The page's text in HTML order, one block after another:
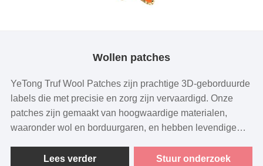
Wollen patches
YeTong Truf Wool Patches zijn prachtige 3D-geborduurde
labels die met precisie en zorg zijn vervaardigd. Onze
patches zijn gemaakt van hoogwaardige materialen,
waaronder wol en borduurgaren, en hebben levendige
achterkant met hitteafdichting voor eenvoudig
Lees verder Stuur onderzoek